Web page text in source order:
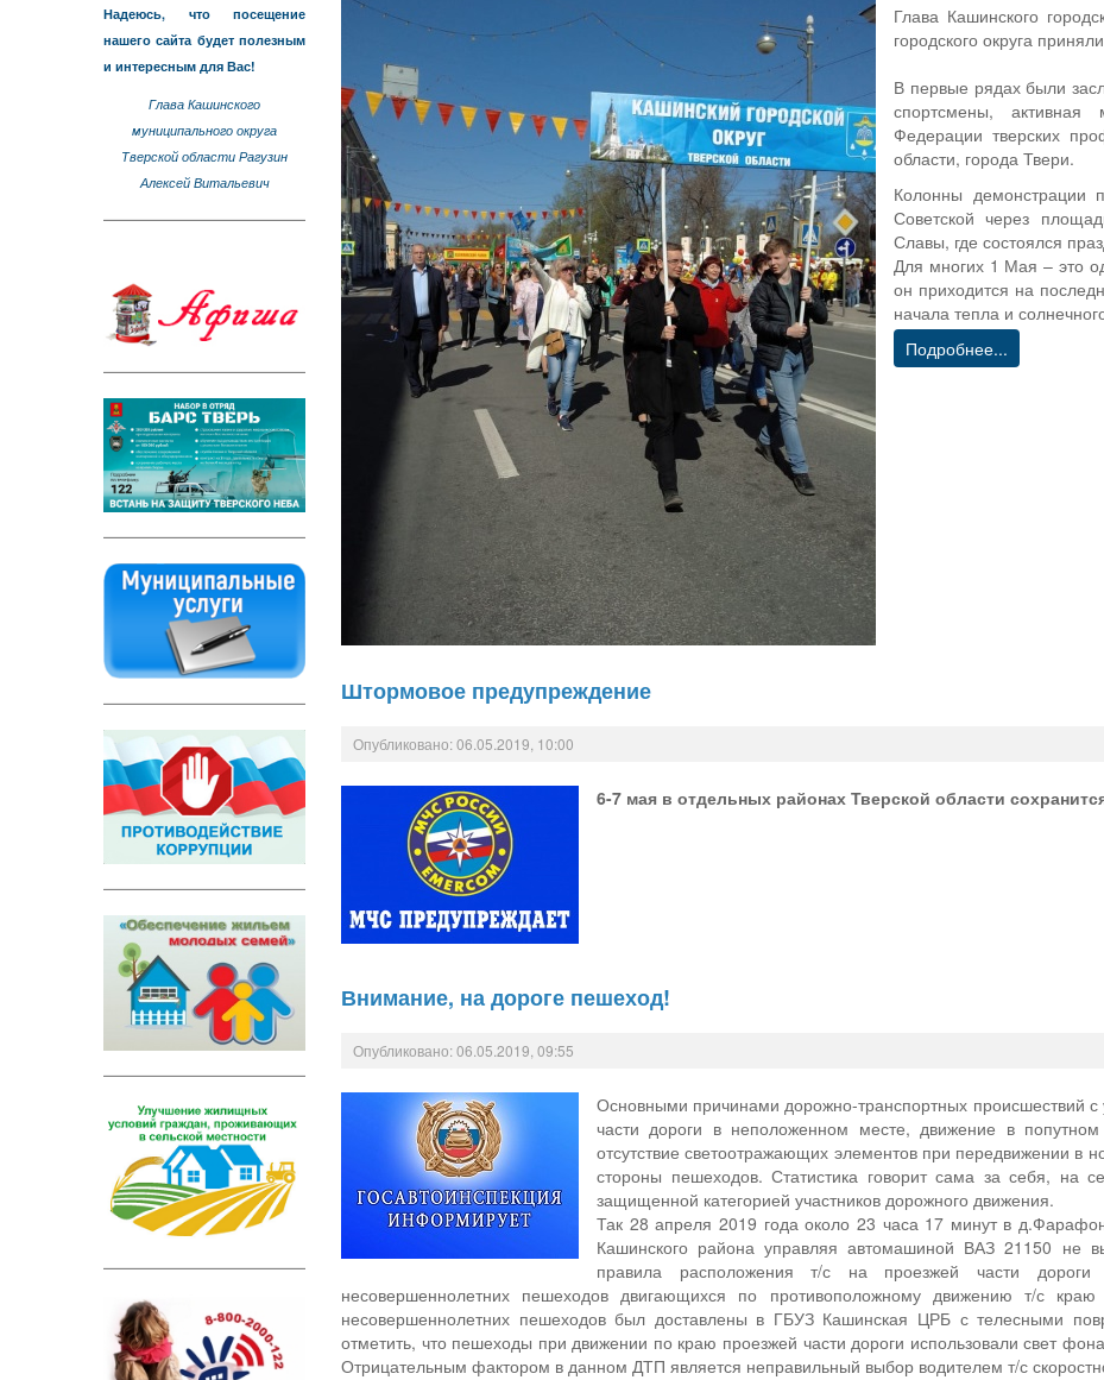
Надеюсь, что посещение
нашего сайта будет полезным
и интересным для Вас!
Глава Кашинского
муниципального округа
Тверской области Рагузин
Алексей Витальевич
Глава Кашинского
городского округа
В первые рядах были
спортсмены,
Федерации тверских
области, города Твери.
Колонны демонстрации
Советской через
Славы, где состоялся
Для многих 1 Мая – это
он приходится на
начала тепла и
Подробнее...
Штормовое предупреждение
Опубликовано: 06.05.2019, 10:00
6-7 мая в отдельных районах Тверской области
Внимание, на дороге пешеход!
Опубликовано: 06.05.2019, 09:55
Основными причинами дорожно-транспортных происшествий
части дороги в неположенном месте, движение в
отсутствие светоотражающих элементов при передвижении в
стороны пешеходов. Статистика говорит сама за себя, на
защищенной категорией участников дорожного движения.
Так 28 апреля 2019 года около 23 часа 17 минут в
Кашинского района управляя автомашиной ВАЗ 21150 не
правила расположения т/с на проезжей части
несовершеннолетних пешеходов двигающихся по противоположному движению т/с
несовершеннолетних пешеходов был доставлены в ГБУЗ Кашинская ЦРБ с телесными
отметить, что пешеходы при движении по краю проезжей части дороги использовали свет
Отрицательным фактором в данном ДТП является неправильный выбор водителем т/с